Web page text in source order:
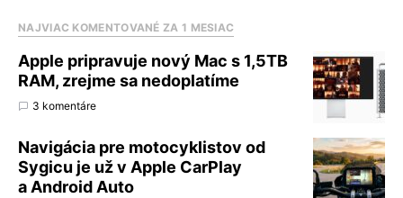
NAJVIAC KOMENTOVANÉ ZA 1 MESIAC
Apple pripravuje nový Mac s 1,5TB
RAM, zrejme sa nedoplatíme
3 komentáre
Navigácia pre motocyklistov od
Sygicu je už v Apple CarPlay
a Android Auto